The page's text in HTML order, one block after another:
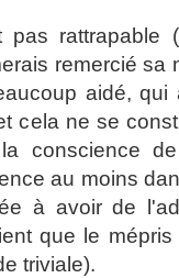
rattrapable
remercié sa
aidé,
cela ne se
conscience
au moins
à avoir de
que le
triviale).